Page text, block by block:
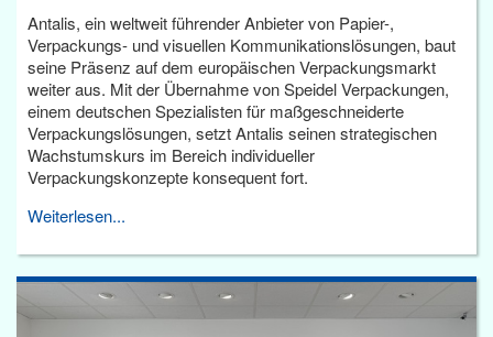
Antalis, ein weltweit führender Anbieter von Papier-,
Verpackungs- und visuellen Kommunikationslösungen, baut
seine Präsenz auf dem europäischen Verpackungsmarkt
weiter aus. Mit der Übernahme von Speidel Verpackungen,
einem deutschen Spezialisten für maßgeschneiderte
Verpackungslösungen, setzt Antalis seinen strategischen
Wachstumskurs im Bereich individueller
Verpackungskonzepte konsequent fort.
Weiterlesen...